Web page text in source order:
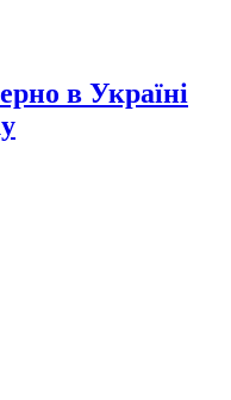
в Україні